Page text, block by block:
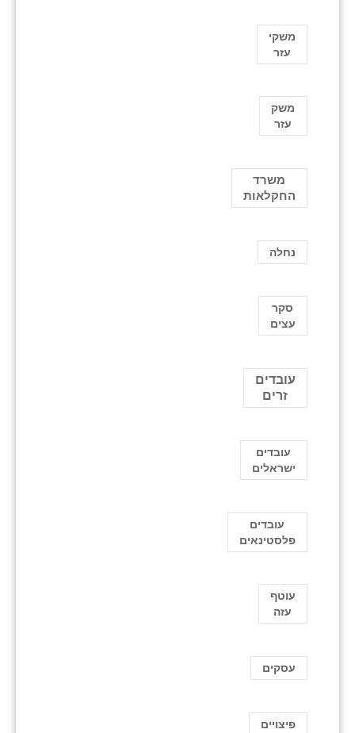
משקי
עזר
משק
עזר
משרד
החקלאות
נחלה
סקר
עצים
עובדים
זרים
עובדים
ישראלים
עובדים
פלסטינאים
עוטף
עזה
עסקים
פיצויים